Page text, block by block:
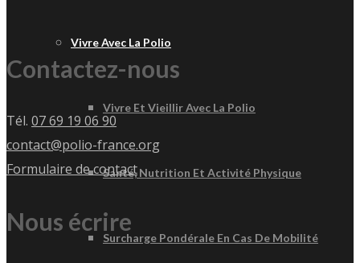
Vivre Avec La Polio
Vivre Et Vieillir Avec La Polio
Santé, Nutrition Et Activité Physique
Surcharge Pondérale En Cas De Mobilité
Contactez-nous
Tél. 07 69 19 06 90
contact@polio-france.org
Formulaire de contact
Nous écrire